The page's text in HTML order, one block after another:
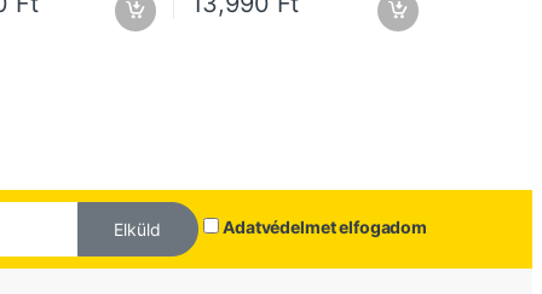
Elküld Adatvédelmet elfogadom